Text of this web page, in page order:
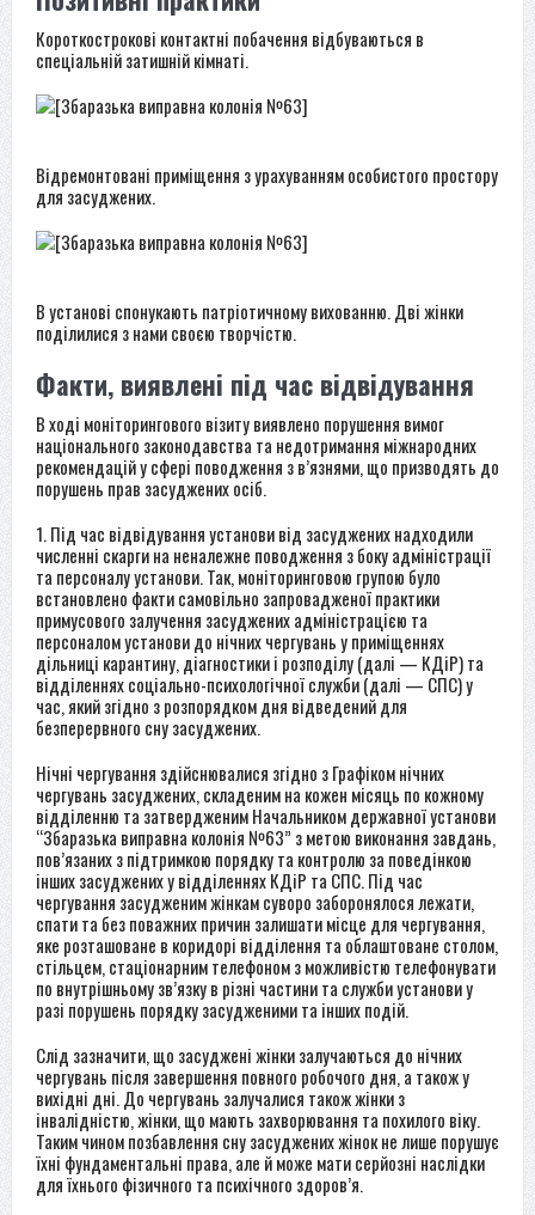
Короткострокові контактні побачення відбуваються в
спеціальній затишній кімнаті.
Відремонтовані приміщення з урахуванням особистого простору
для засуджених.
В установі спонукають патріотичному вихованню. Дві жінки
поділилися з нами своєю творчістю.
Факти, виявлені під час відвідування
В ході моніторингового візиту виявлено порушення вимог
національного законодавства та недотримання міжнародних
рекомендацій у сфері поводження з в’язнями, що призводять до
порушень прав засуджених осіб.
1. Під час відвідування установи від засуджених надходили
численні скарги на неналежне поводження з боку адміністрації
та персоналу установи. Так, моніторинговою групою було
встановлено факти самовільно запровадженої практики
примусового залучення засуджених адміністрацією та
персоналом установи до нічних чергувань у приміщеннях
дільниці карантину, діагностики і розподілу (далі — КДіР) та
відділеннях соціально-психологічної служби (далі — СПС) у
час, який згідно з розпорядком дня відведений для
безперервного сну засуджених.
Нічні чергування здійснювалися згідно з Графіком нічних
чергувань засуджених, складеним на кожен місяць по кожному
відділенню та затвердженим Начальником державної установи
“Збаразька виправна колонія №63” з метою виконання завдань,
пов’язаних з підтримкою порядку та контролю за поведінкою
інших засуджених у відділеннях КДіР та СПС. Під час
чергування засудженим жінкам суворо заборонялося лежати,
спати та без поважних причин залишати місце для чергування,
яке розташоване в коридорі відділення та облаштоване столом,
стільцем, стаціонарним телефоном з можливістю телефонувати
по внутрішньому зв’язку в різні частини та служби установи у
разі порушень порядку засудженими та інших подій.
Слід зазначити, що засуджені жінки залучаються до нічних
чергувань після завершення повного робочого дня, а також у
вихідні дні. До чергувань залучалися також жінки з
інвалідністю, жінки, що мають захворювання та похилого віку.
Таким чином позбавлення сну засуджених жінок не лише порушує
їхні фундаментальні права, але й може мати серйозні наслідки
для їхнього фізичного та психічного здоров’я.